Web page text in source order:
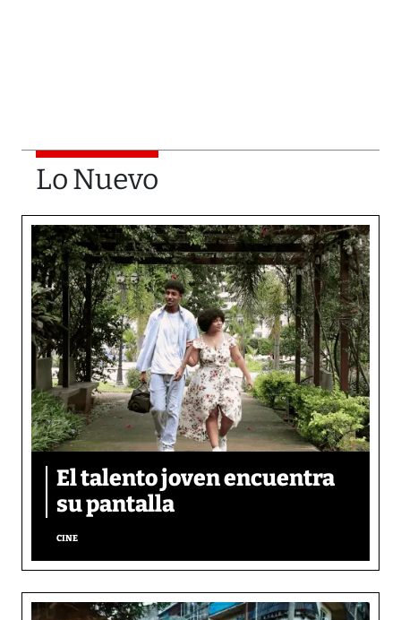
Lo Nuevo
El talento joven encuentra
su pantalla​
CINE